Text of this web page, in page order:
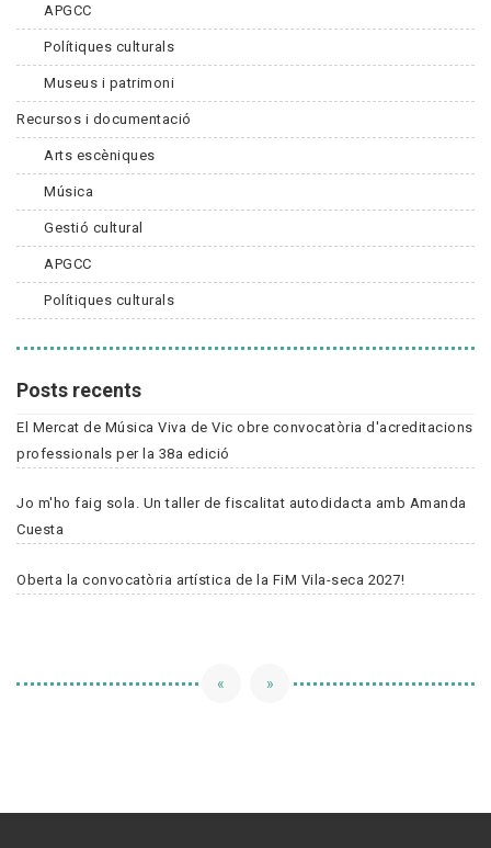
APGCC
Polítiques culturals
Museus i patrimoni
Recursos i documentació
Arts escèniques
Música
Gestió cultural
APGCC
Polítiques culturals
Posts recents
El Mercat de Música Viva de Vic obre convocatòria d'acreditacions
professionals per la 38a edició
Jo m'ho faig sola. Un taller de fiscalitat autodidacta amb Amanda
Cuesta
Oberta la convocatòria artística de la FiM Vila-seca 2027!
« »